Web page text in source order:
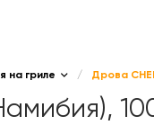
на гриле / Дрова